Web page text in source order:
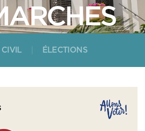
CIVIL ÉLECTIONS